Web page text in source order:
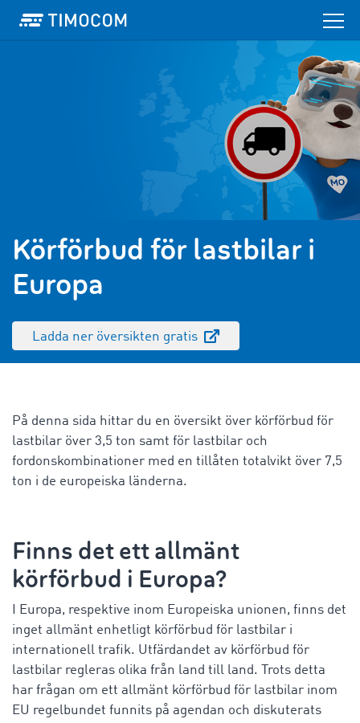
Körförbud för lastbilar i
Europa
Ladda ner översikten gratis
På denna sida hittar du en översikt över körförbud för
lastbilar över 3,5 ton samt för lastbilar och
fordonskombinationer med en tillåten totalvikt över 7,5
ton i de europeiska länderna.
Finns det ett allmänt
körförbud i Europa?
I Europa, respektive inom Europeiska unionen, finns det
inget allmänt enhetligt körförbud för lastbilar i
internationell trafik. Utfärdandet av körförbud för
lastbilar regleras olika från land till land. Trots detta
har frågan om ett allmänt körförbud för lastbilar inom
EU regelbundet funnits på agendan och diskuterats